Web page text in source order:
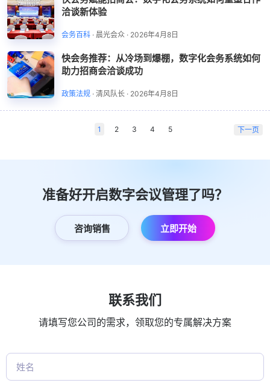
洽谈新体验
会务百科 · 晨光会众 · 2026年4月8日
快会务推荐：从冷场到爆棚，数字化会务系统如何
助力招商会洽谈成功
政策法规 · 清风队长 · 2026年4月8日
1 2 3 4 5 下一页
准备好开启数字会议管理了吗？
咨询销售 立即开始
联系我们
请填写您公司的需求，领取您的专属解决方案